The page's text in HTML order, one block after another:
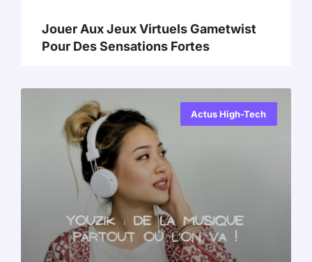
Jouer Aux Jeux Virtuels Gametwist
Pour Des Sensations Fortes
Actus High-Tech